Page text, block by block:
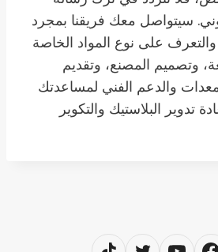
سيتواصل معك فريقنا بمجرد
على نوع المواد الخاصة
وتصميم المصنع، وتقديم
والدعم الفني لمساعدتك
تدوير البلاستيك والتكوير